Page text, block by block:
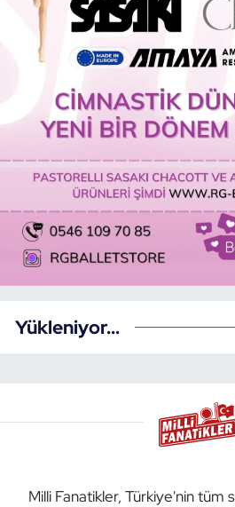
Yükleniyor...
Milli Fanatikler, Türkiye'nin tüm